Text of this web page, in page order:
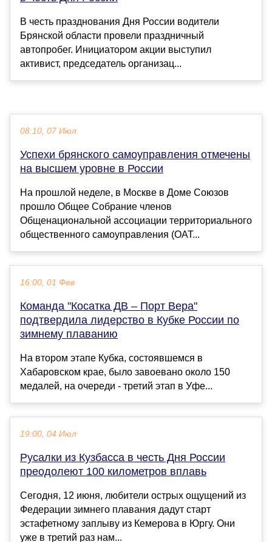
В честь празднования Дня России водители
Брянской области провели праздничный
автопробег. Инициатором акции выступил
активист, председатель организац...
08:10, 07 Июл
Успехи брянского самоуправления отмечены
на высшем уровне в России
На прошлой неделе, в Москве в Доме Союзов
прошло Общее Собрание членов
Общенациональной ассоциации территориального
общественного самоуправления (ОАТ...
16:00, 01 Фев
Команда "Косатка ДВ – Порт Вера"
подтвердила лидерство в Кубке России по
зимнему плаванию
На втором этапе Кубка, состоявшемся в
Хабаровском крае, было завоевано около 150
медалей, на очереди - третий этап в Уфе...
19:00, 04 Июл
Русалки из Кузбасса в честь Дня России
преодолеют 100 километров вплавь
Сегодня, 12 июня, любители острых ощущений из
Федерации зимнего плавания дадут старт
эстафетному заплыву из Кемерова в Юргу. Они
уже в третий раз нам...